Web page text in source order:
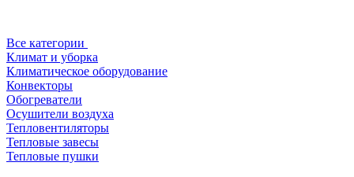
Все категории
Климат и уборка
Климатическое оборудование
Конвекторы
Обогреватели
Осушители воздуха
Тепловентиляторы
Тепловые завесы
Тепловые пушки